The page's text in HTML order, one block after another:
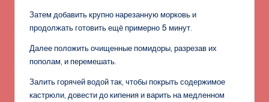
Затем добавить крупно нарезанную морковь и
продолжать готовить ещё примерно 5 минут.
Далее положить очищенные помидоры, разрезав их
пополам, и перемешать.
Залить горячей водой так, чтобы покрыть содержимое
кастрюли, довести до кипения и варить на медленном